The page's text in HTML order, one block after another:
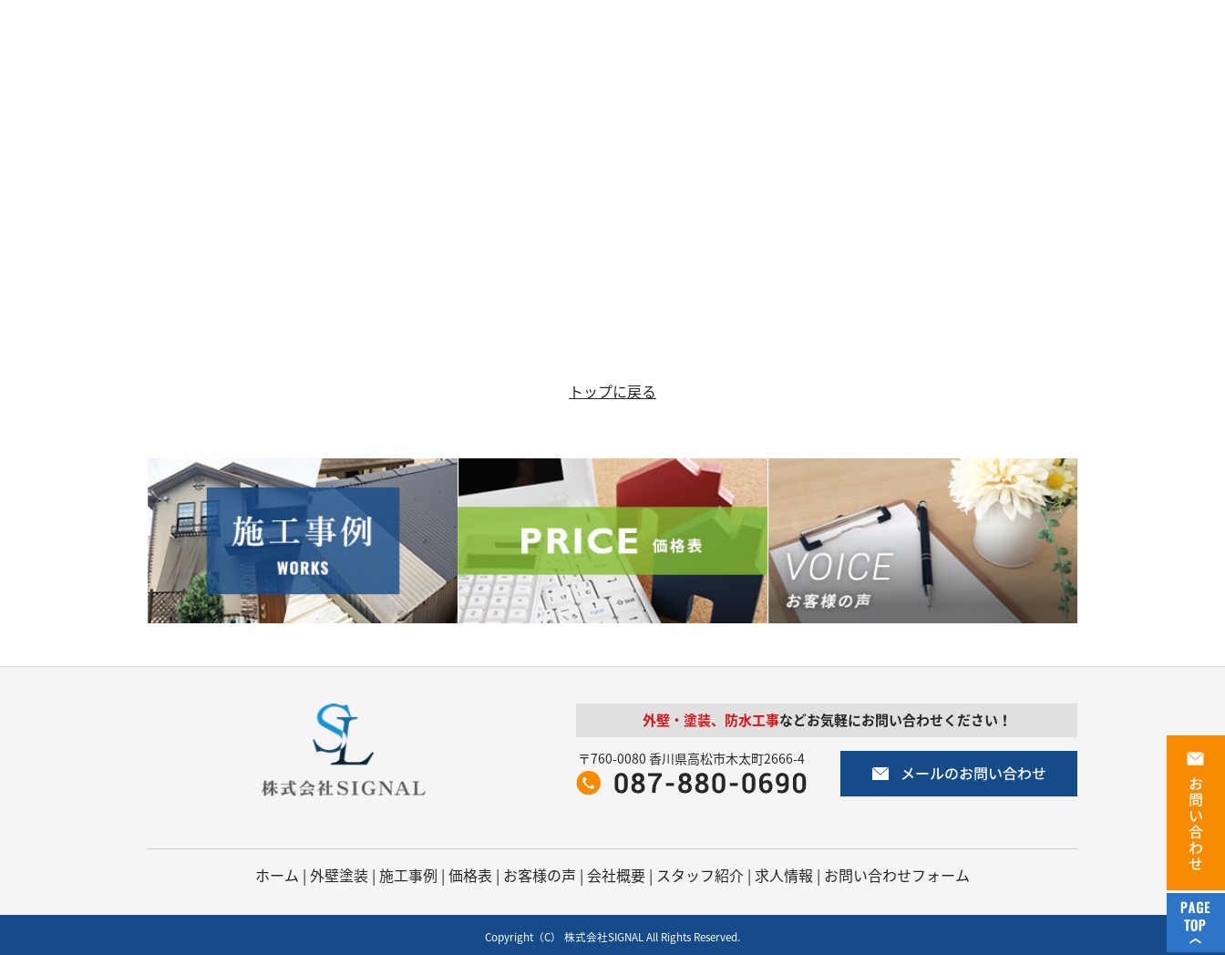
トップに戻る
外壁・塗装、防水工事などお気軽にお問い合わせください！
〒760-0080 香川県高松市木太町2666-4
ホーム | 外壁塗装 | 施工事例 | 価格表 | お客様の声 | 会社概要 | スタッフ紹介 | 求人情報 | お問い合わせフォーム
Copyright（C） 株式会社SIGNAL All Rights Reserved.